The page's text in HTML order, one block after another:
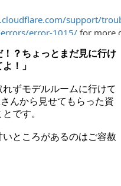
！？ちょっとまだ見に行け
！」
ずモデルルームに行けて
んから見せてもらった資
です。
ところがあるのはご容赦